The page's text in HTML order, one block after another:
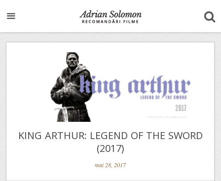
KING ARTHUR: LEGEND OF THE SWORD
(2017)
mai 28, 2017